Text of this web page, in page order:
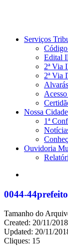
Serviços
Edital
2ª Via
2ª Via
Alvarás
Nossa Cidade
1ª
Ouvidoria
0044-44prefeito
Tamanho do
Created: 20/11/2018
Updated: 20/11/
Cliques: 15